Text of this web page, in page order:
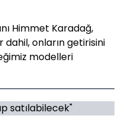
Himmet Karadağ,
onların getirisini
modelleri